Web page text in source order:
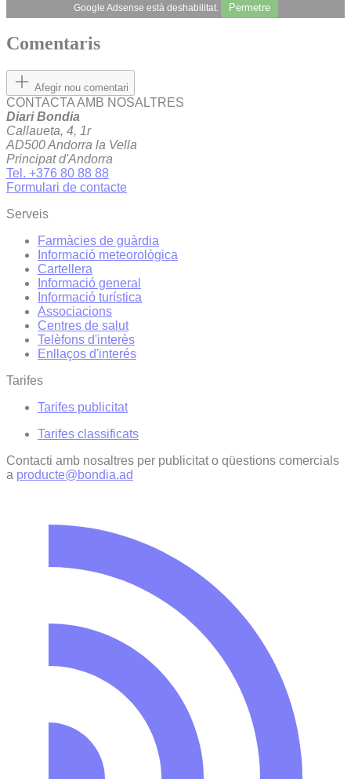
Google Adsense està deshabilitat. Permetre
Comentaris
Afegir nou comentari
CONTACTA AMB NOSALTRES
Diari Bondia
Callaueta, 4, 1r
AD500 Andorra la Vella
Principat d'Andorra
Tel. +376 80 88 88
Formulari de contacte
Serveis
Farmàcies de guàrdia
Informació meteorològica
Cartellera
Informació general
Informació turística
Associacions
Centres de salut
Telèfons d'interès
Enllaços d'interés
Tarifes
Tarifes publicitat
Tarifes classificats
Contacti amb nosaltres per publicitat o qüestions comercials
a producte@bondia.ad